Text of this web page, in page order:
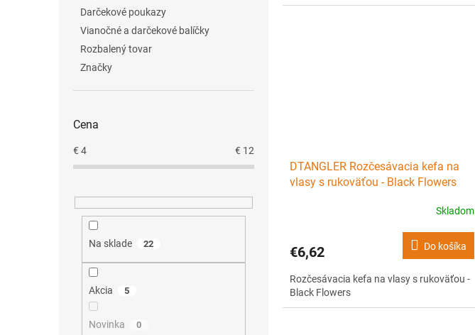
Darčekové poukazy
Vianočné a darčekové balíčky
Rozbalený tovar
Značky
Cena
€ 4 € 12
Na sklade 22
Akcia 5
Novinka 0
DTANGLER Rozčesávacia kefa na
vlasy s rukoväťou - Black Flowers
Skladom
€6,62 Do košíka
Rozčesávacia kefa na vlasy s rukoväťou -
Black Flowers